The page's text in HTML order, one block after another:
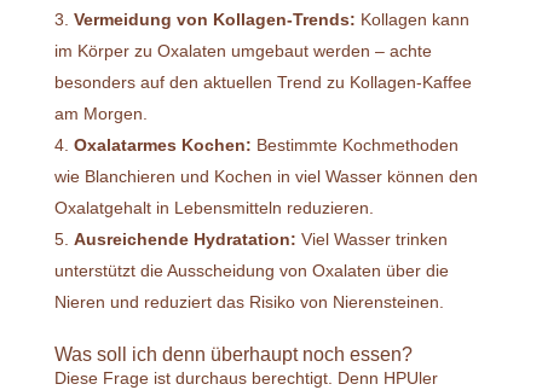
Vermeidung von Kollagen-Trends: Kollagen kann
im Körper zu Oxalaten umgebaut werden – achte
besonders auf den aktuellen Trend zu Kollagen-Kaffee
am Morgen.
Oxalatarmes Kochen: Bestimmte Kochmethoden
wie Blanchieren und Kochen in viel Wasser können den
Oxalatgehalt in Lebensmitteln reduzieren.
Ausreichende Hydratation: Viel Wasser trinken
unterstützt die Ausscheidung von Oxalaten über die
Nieren und reduziert das Risiko von Nierensteinen.
Was soll ich denn überhaupt noch essen?
Diese Frage ist durchaus berechtigt. Denn HPUler